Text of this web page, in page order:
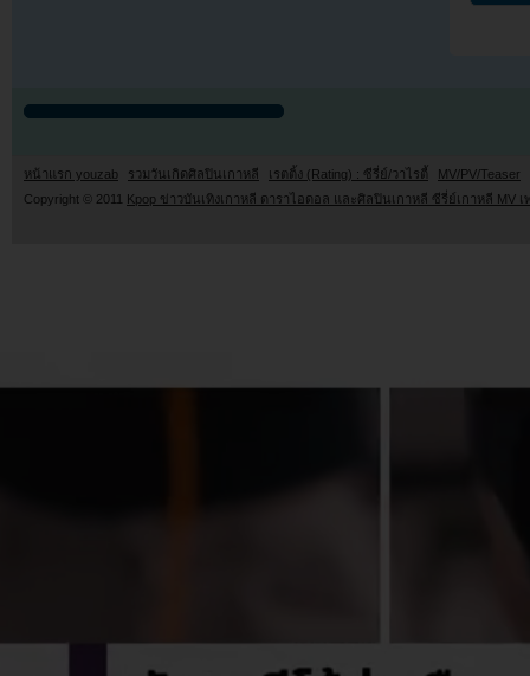
หน้าแรก youzab รวมวันเกิดศิลปินเกาหลี เรตติ้ง (Rating) : ซีรี่ย์/วาไรตี้
MV/PV/Teaser
Copyright © 2011 Kpop ข่าวบันเทิงเกาหลี ดาราไอดอล และศิลปินเกาหลี ซีรี่ย์เกาหลี MV